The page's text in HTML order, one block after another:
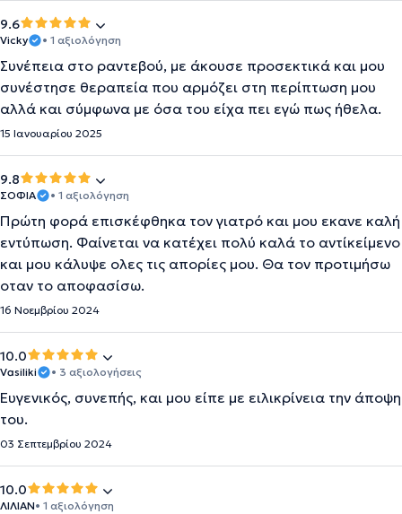
9.6
Vicky • 1 αξιολόγηση
Συνέπεια στο ραντεβού, με άκουσε προσεκτικά και μου
συνέστησε θεραπεία που αρμόζει στη περίπτωση μου
αλλά και σύμφωνα με όσα του είχα πει εγώ πως ήθελα.
15 Ιανουαρίου 2025
9.8
ΣΟΦΙΑ • 1 αξιολόγηση
Πρώτη φορά επισκέφθηκα τον γιατρό και μου εκανε καλή
εντύπωση. Φαίνεται να κατέχει πολύ καλά το αντίκείμενο
και μου κάλυψε ολες τις απορίες μου. Θα τον προτιμήσω
οταν το αποφασίσω.
16 Νοεμβρίου 2024
10.0
Vasiliki • 3 αξιολογήσεις
Ευγενικός, συνεπής, και μου είπε με ειλικρίνεια την άποψη
του.
03 Σεπτεμβρίου 2024
10.0
ΛΙΛΙΑΝ• 1 αξιολόγηση